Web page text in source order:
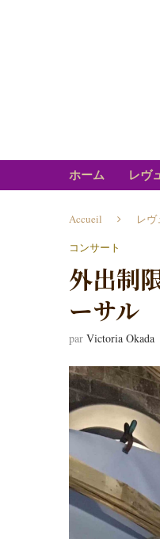
ホーム レヴ
Accueil レヴ
コンサート
外出制
ーサル
par Victoria Okada